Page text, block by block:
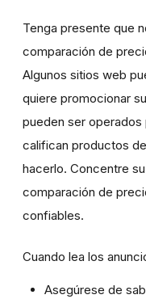
Tenga presente que
comparación de
Algunos sitios web
quiere promocionar
pueden ser operados
califican productos
hacerlo. Concentre
comparación de
confiables.
Cuando lea los
Asegúrese de